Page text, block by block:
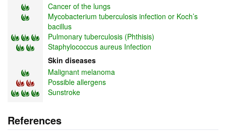
Cancer of the lungs
Mycobacterium tuberculosis infection or Koch’s
bacillus
Pulmonary tuberculosis (Phthisis)
Staphylococcus aureus Infection
Skin diseases
Malignant melanoma
Possible allergens
Sunstroke
References